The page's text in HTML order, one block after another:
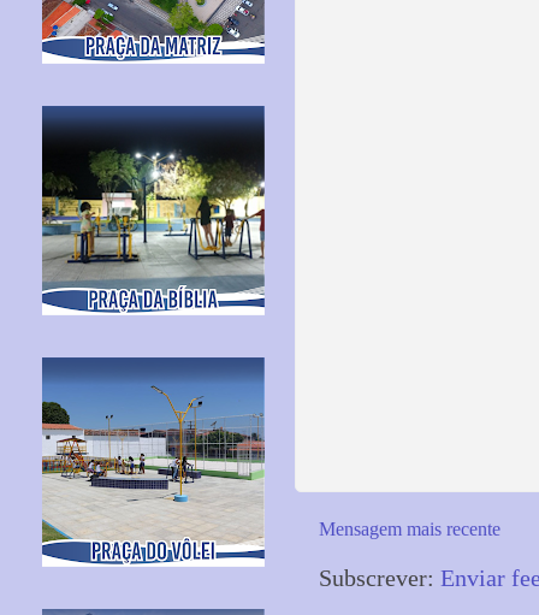
Mensagem mais recente
Subscrever: Enviar